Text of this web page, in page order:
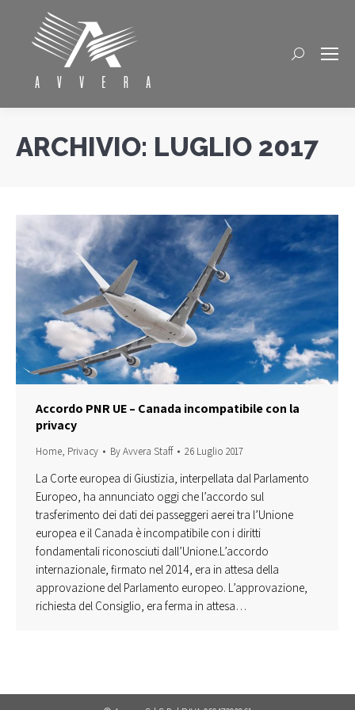
Cerca
ARCHIVIO: LUGLIO 2017
Accordo PNR UE – Canada incompatibile con la
privacy
Home, Privacy ByAvvera Staff 26 Luglio 2017
La Corte europea di Giustizia, interpellata dal Parlamento
Europeo, ha annunciato oggi che l’accordo sul
trasferimento dei dati dei passeggeri aerei tra l’Unione
europea e il Canada è incompatibile con i diritti
fondamentali riconosciuti dall’Unione.L’accordo
internazionale, firmato nel 2014, era in attesa della
approvazione del Parlamento europeo. L’approvazione,
richiesta del Consiglio, era ferma in attesa…